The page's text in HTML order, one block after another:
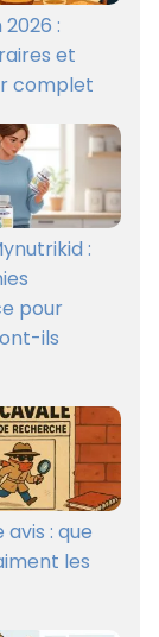
:
et
complet
:
pour
ils
avis : que
les